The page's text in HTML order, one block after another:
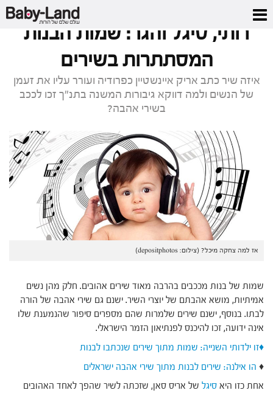
דף הבית רותי, סיגל והגר: שמות הבנות המסתתרות בשירים
רותי, סיגל והגר: שמות הבנות
המסתתרות בשירים
איזה שיר כתב אריק איינשטיין כפרודיה ועורר עליו את זעמן
של הנשים ולמה דווקא גיבורות המשנה בתנ"ך זכו לככב
בשירי אהבה?
אז למה צחקה מיכל? (צילום: depositphotos)
שמות של בנות מככבים בהרבה מאוד שירים אהובים. חלק מהן נשים
אמיתיות, מושא אהבתם של יוצרי השיר. ישנם גם שירי אהבה של הורה
לבתו. בנוסף, ישנם שירים שלמרות שהם מספרים סיפור שהנמענת שלו
אינה ידועה, זכו להיכנס לפנתיאון הזמר הישראלי.
♦זו ילדותי השנייה: שמות מתוך שירים שנכתבו לבנות
♦ הו אילנה: שירים לבנות מתוך שירי אהבה ישראלים
אחת כזו היא סיגל של אריס סאן, שזכתה לשיר שהפך לאחד האהובים